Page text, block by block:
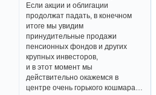
Если акции и облигации
продолжат падать, в конечном
итоге мы увидим
принудительные продажи
пенсионных фондов и других
крупных инвесторов,
и в этот момент мы
действительно окажемся в
центре очень горького кошмара…